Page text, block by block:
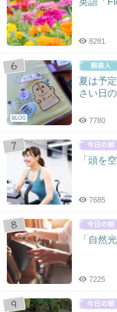
8281
BLOG
夏は予
さい日
7780
「頭を
7685
「自然
7225